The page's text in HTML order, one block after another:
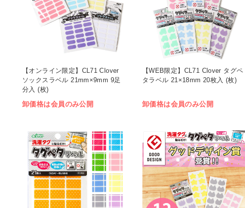
【オンライン限定】CL71 Clover
ソックスラベル 21mm×9mm 9足
分入 (枚)
卸価格は会員のみ公開
【WEB限定】CL71 Clover タグペ
タラベル 21×18mm 20枚入 (枚)
卸価格は会員のみ公開